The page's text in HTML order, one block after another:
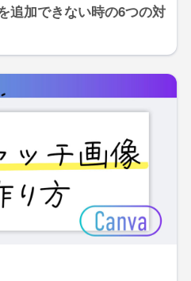
追加できない時の6つの対